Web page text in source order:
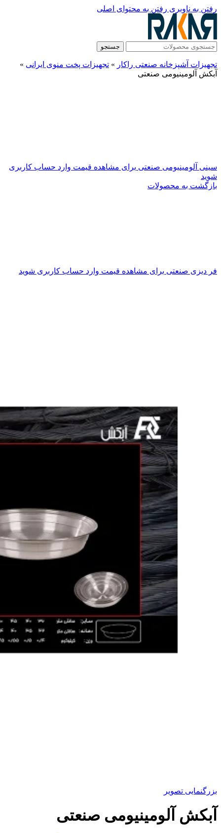
رفتن به ناوبری رفتن به محتوای اصلی
جستجو
تجهیزات آشپزخانه صنعتی راکار » تجهیزات پخت منوی ایرانی »
آبکش آلومینیومی صنعتی
سینی آلومینیومی صنعتی برای مشاهده قیمت وارد حساب کاربری
شوید
بازگشت به محصولات
فر دیزی صنعتی برای مشاهده قیمت وارد حساب کاربری شوید
بزرگنمایی تصویر
آبکش آلومینیومی صنعتی